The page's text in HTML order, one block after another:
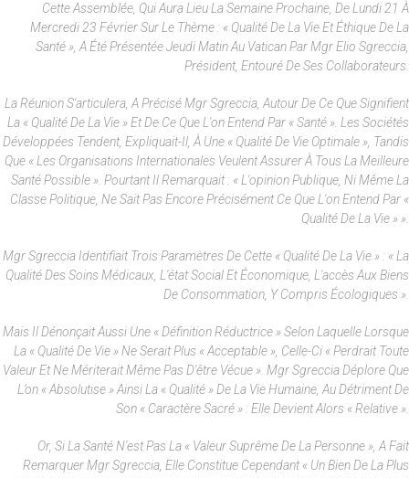
Cette Assemblée, Qui Aura Lieu La Semaine Prochaine, De Lundi 21 À
Mercredi 23 Février Sur Le Thème : « Qualité De La Vie Et Éthique De La
Santé », A Été Présentée Jeudi Matin Au Vatican Par Mgr Elio Sgreccia,
Président, Entouré De Ses Collaborateurs.
La Réunion S'articulera, A Précisé Mgr Sgreccia, Autour De Ce Que Signifient
La « Qualité De La Vie » Et De Ce Que L'on Entend Par « Santé ». Les Sociétés
Développées Tendent, Expliquait-Il, À Une « Qualité De Vie Optimale », Tandis
Que « Les Organisations Internationales Veulent Assurer À Tous La Meilleure
Santé Possible ». Pourtant Il Remarquait : « L'opinion Publique, Ni Même La
Classe Politique, Ne Sait Pas Encore Précisément Ce Que L'on Entend Par «
Qualité De La Vie » ».
Mgr Sgreccia Identifiait Trois Paramètres De Cette « Qualité De La Vie » : « La
Qualité Des Soins Médicaux, L'état Social Et Économique, L'accès Aux Biens
De Consommation, Y Compris Écologiques ».
Mais Il Dénonçait Aussi Une « Définition Réductrice » Selon Laquelle Lorsque
La « Qualité De Vie » Ne Serait Plus « Acceptable », Celle-Ci « Perdrait Toute
Valeur Et Ne Mériterait Même Pas D'être Vécue ». Mgr Sgreccia Déplore Que
L’on « Absolutise » Ainsi La « Qualité » De La Vie Humaine, Au Détriment De
Son « Caractère Sacré » : Elle Devient Alors « Relative ».
Or, Si La Santé N'est Pas La « Valeur Suprême De La Personne », A Fait
Remarquer Mgr Sgreccia, Elle Constitue Cependant « Un Bien De La Plus